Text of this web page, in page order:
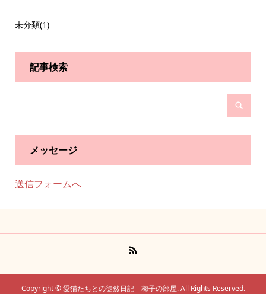
未分類(1)
記事検索
メッセージ
送信フォームへ
Copyright ©愛猫たちとの徒然日記 梅子の部屋. All Rights Reserved.